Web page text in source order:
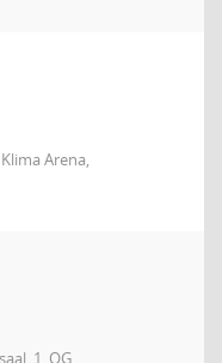
Arena,
1. OG